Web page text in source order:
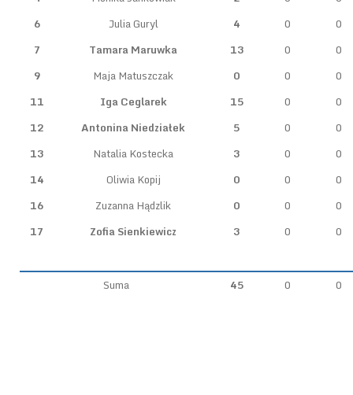
6
Julia Guryl 4 0
0
7
Tamara Maruwka 13 0
0
9
Maja Matuszczak 0 0
0
11
Iga Ceglarek 15 0
0
12
Antonina Niedziałek 5 0
0
13
Natalia Kostecka 3 0
0
14
Oliwia Kopij 0 0
0
16
Zuzanna Hądzlik 0 0
0
17
Zofia Sienkiewicz 3 0 0
Suma 45 0 0